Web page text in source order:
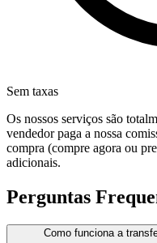
Sem taxas
Os nossos serviços são
vendedor paga a nossa
compra (compre agora ou
adicionais.
Perguntas
Como funciona a